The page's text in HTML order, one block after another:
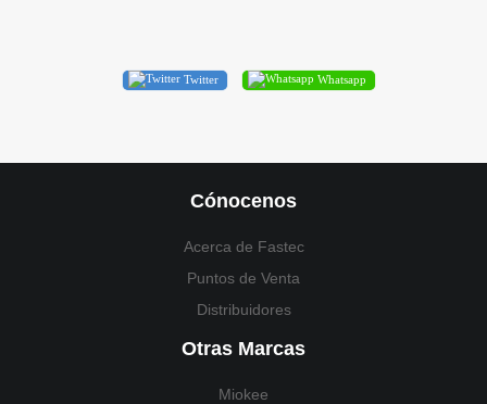
Twitter Whatsapp
Cónocenos
Acerca de Fastec
Puntos de Venta
Distribuidores
Otras Marcas
Miokee